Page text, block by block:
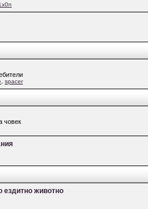
spacer
човек
ездитно животно